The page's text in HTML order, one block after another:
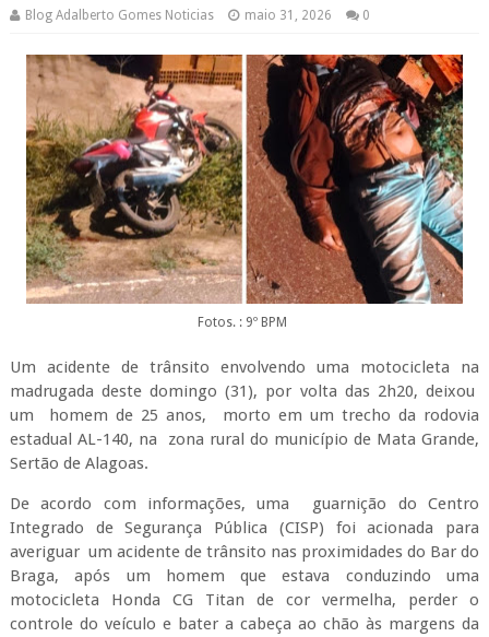
Blog Adalberto Gomes Noticias maio 31, 2026 0
Fotos. : 9º BPM
Um acidente de trânsito envolvendo uma motocicleta na
madrugada deste domingo (31), por volta das 2h20, deixou
um homem de 25 anos, morto em um trecho da rodovia
estadual AL-140, na zona rural do município de Mata Grande,
Sertão de Alagoas.
De acordo com informações, uma guarnição do Centro
Integrado de Segurança Pública (CISP) foi acionada para
averiguar um acidente de trânsito nas proximidades do Bar do
Braga, após um homem que estava conduzindo uma
motocicleta Honda CG Titan de cor vermelha, perder o
controle do veículo e bater a cabeça ao chão às margens da